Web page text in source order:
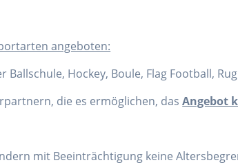
angeboten:
Ballschule, Hockey, Boule, Flag Football,
die es ermöglichen, dasAngebot
mit Beeinträchtigung keine